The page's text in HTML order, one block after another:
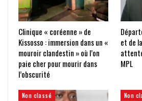
Clinique « coréenne » de
Kissosso : immersion dans un «
mouroir clandestin » où l’on
paie cher pour mourir dans
l’obscurité
et de
MPL
Non classé Non